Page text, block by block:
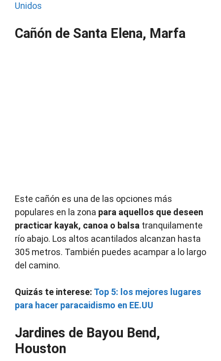
Unidos
Cañón de Santa Elena, Marfa
Este cañón es una de las opciones más
populares en la zona para aquellos que deseen
practicar kayak, canoa o balsa tranquilamente
río abajo. Los altos acantilados alcanzan hasta
305 metros. También puedes acampar a lo largo
del camino.
Quizás te interese: Top 5: los mejores lugares
para hacer paracaidismo en EE.UU
Jardines de Bayou Bend,
Houston